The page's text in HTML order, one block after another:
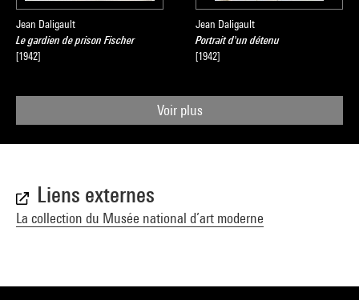
Jean Daligault
Le gardien de prison Fischer
[1942]
Jean Daligault
Portrait d'un détenu
[1942]
Voir plus
Liens externes
La collection du Musée national d’art moderne